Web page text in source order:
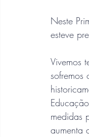
Neste
esteve
Vivemos
sofremos
medidas
aumenta